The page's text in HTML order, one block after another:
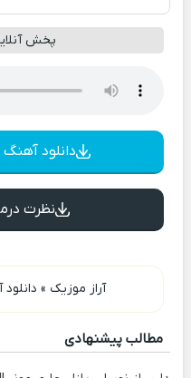
پخش
دانلود آهنگ
نظرت
آراز موزیک »
مطالب پیشنهادی